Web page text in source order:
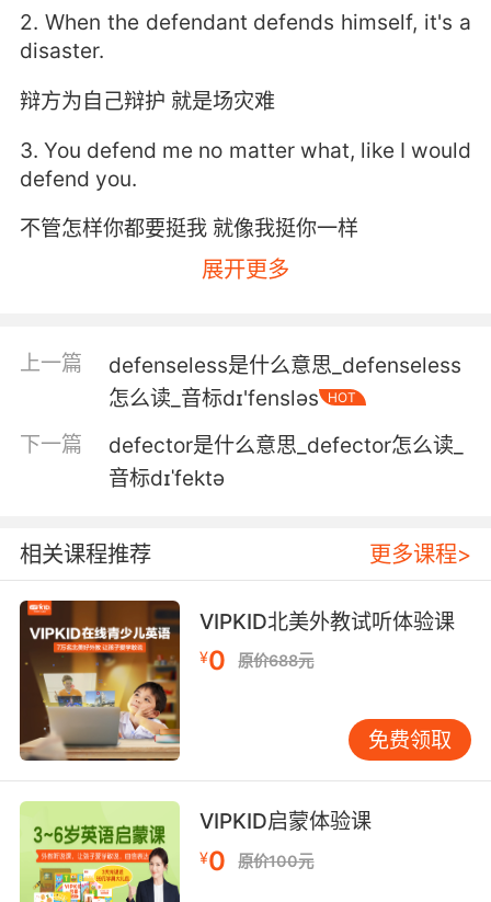
2. When the defendant defends himself, it's a
disaster.
辩方为自己辩护 就是场灾难
3. You defend me no matter what, like I would
defend you.
不管怎样你都要挺我 就像我挺你一样
4. And I'm not defending him. I'm defending
我不是维护他 我是在维 治
5. A man's got a right to defend himself and
defend those who can't.
人有权利保护自己和无力保护自己的人
我不需要在你面前辩解什么
7. You did what you had to do to defend
yourself.
你只是为了保护自己 不得已而为之
8. I've been there when we couldn't defend
ourselves.
我经历过无法抵抗是什么感觉
9. Then why are you defending it? I'm not.
展开更多
上一篇
defenseless是什么意思_defenseless
怎么读_音标dɪ'fensləs
HOT
下一篇
defector是什么意思_defector怎么读_
音标dɪˈfektə
相关课程推荐 更多课程>
VIPKID北美外教试听体验课
¥0 原价688元
免费领取
VIPKID启蒙体验课
¥0 原价100元